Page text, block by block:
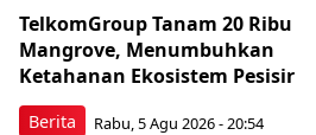
Berita
TelkomGroup Tanam 20 Ribu
Mangrove, Menumbuhkan
Ketahanan Ekosistem Pesisir
Rabu, 5 Agu 2026 - 20:54